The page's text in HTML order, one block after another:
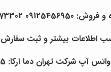
02166173302
بیشتر و ثبت سفارش
شرکت تهران دما آرکا: 09190888245